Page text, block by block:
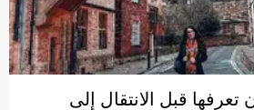
تعرفها قبل الانتقال إلى